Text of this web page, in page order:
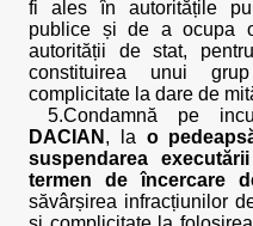
fi ales în autoritățile
publice și de a ocupa
autorității de stat,
constituirea unui
complicitate la dare de
5.Condamnă pe
DACIAN , la o
suspendarea
termen de încercare
săvârșirea infracțiunilor